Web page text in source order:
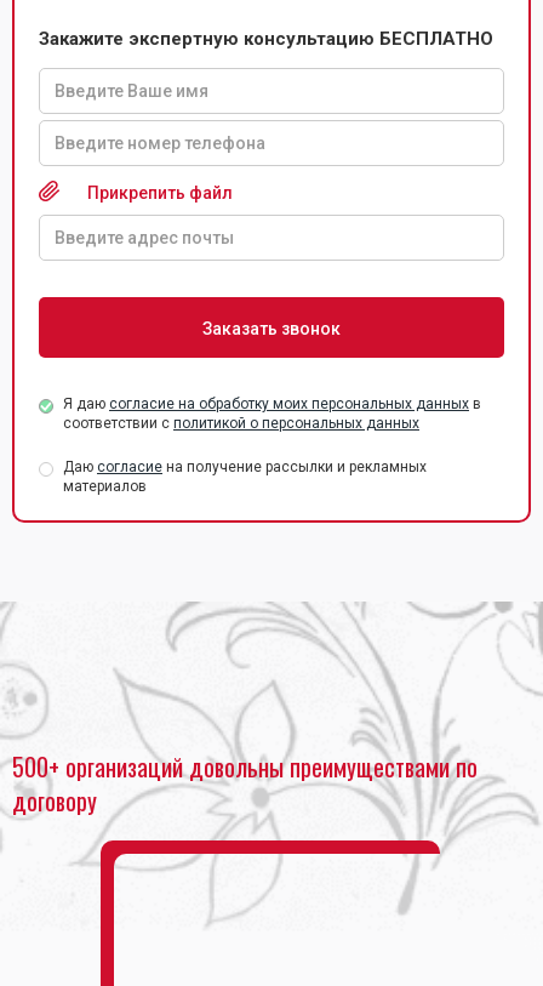
Закажите экспертную консультацию БЕСПЛАТНО
Прикрепить файл
Я даю согласие на обработку моих персональных данных в
соответствии с политикой о персональных данных
Даю согласие на получение рассылки и рекламных
материалов
Главная Заказать печать коробок
Печать коробок для тортов
500+ организаций довольны преимуществами по
договору